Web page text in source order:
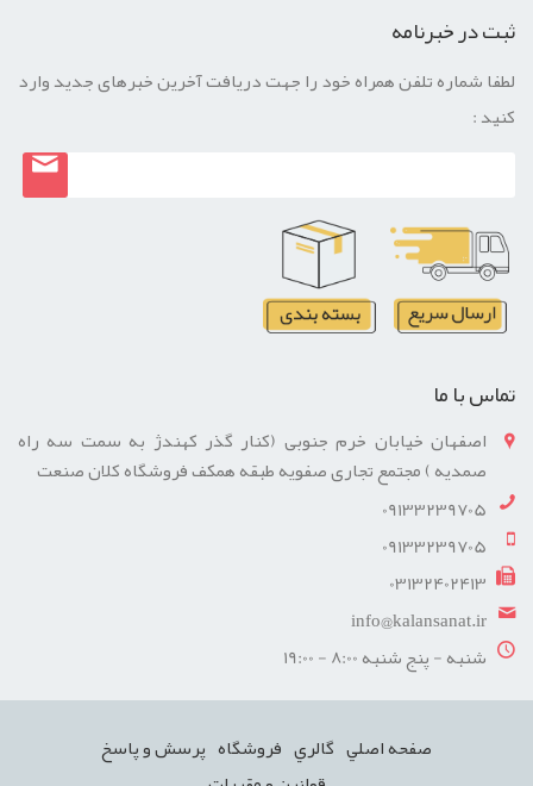
ثبت در خبرنامه
لطفا شماره تلفن همراه خود را جهت دریافت آخرین خبرهای جدید وارد
کنید :
تماس با ما
اصفهان خیابان خرم جنوبی (کنار گذر کهندژ به سمت سه راه
صمدیه ) مجتمع تجاری صفویه طبقه همکف فروشگاه کلان صنعت
09133239705
09133239705
03132402413
info@kalansanat.ir
شنبه - پنج شنبه 8:00 - 19:00
صفحه اصلي گالري فروشگاه پرسش و پاسخ